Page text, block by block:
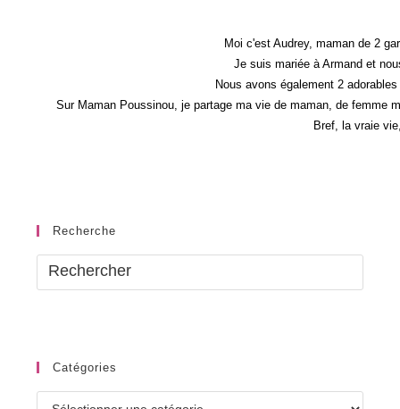
Moi c'est Audrey, maman de 2
Je suis mariée à Armand et
Nous avons également 2
Sur Maman Poussinou, je partage ma vie de maman, de femme
Bref, la vraie
Recherche
Catégories